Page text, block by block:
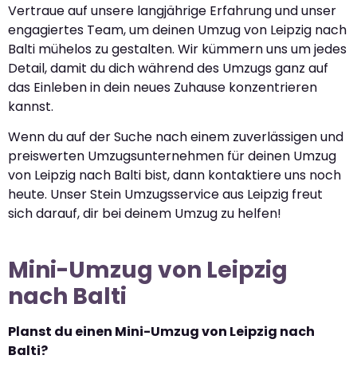
Vertraue auf unsere langjährige Erfahrung und unser
engagiertes Team, um deinen Umzug von Leipzig nach
Balti mühelos zu gestalten. Wir kümmern uns um jedes
Detail, damit du dich während des Umzugs ganz auf
das Einleben in dein neues Zuhause konzentrieren
kannst.
Wenn du auf der Suche nach einem zuverlässigen und
preiswerten Umzugsunternehmen für deinen Umzug
von Leipzig nach Balti bist, dann kontaktiere uns noch
heute. Unser Stein Umzugsservice aus Leipzig freut
sich darauf, dir bei deinem Umzug zu helfen!
Mini-Umzug von Leipzig
nach Balti
Planst du einen Mini-Umzug von Leipzig nach
Balti?